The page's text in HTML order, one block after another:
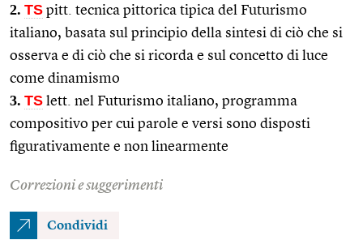
2. TS pitt. tecnica pittorica tipica del Futurismo
italiano, basata sul principio della sintesi di ciò che si
osserva e di ciò che si ricorda e sul concetto di luce
come dinamismo
3. TS lett. nel Futurismo italiano, programma
compositivo per cui parole e versi sono disposti
figurativamente e non linearmente
Correzioni e suggerimenti
Condividi